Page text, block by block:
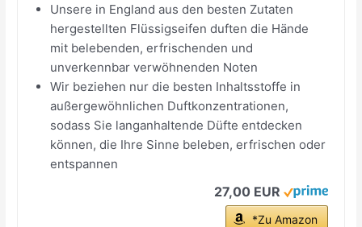
Unsere in England aus den besten Zutaten
hergestellten Flüssigseifen duften die Hände
mit belebenden, erfrischenden und
unverkennbar verwöhnenden Noten
Wir beziehen nur die besten Inhaltsstoffe in
außergewöhnlichen Duftkonzentrationen,
sodass Sie langanhaltende Düfte entdecken
können, die Ihre Sinne beleben, erfrischen oder
entspannen
27,00 EUR
*Zu Amazon